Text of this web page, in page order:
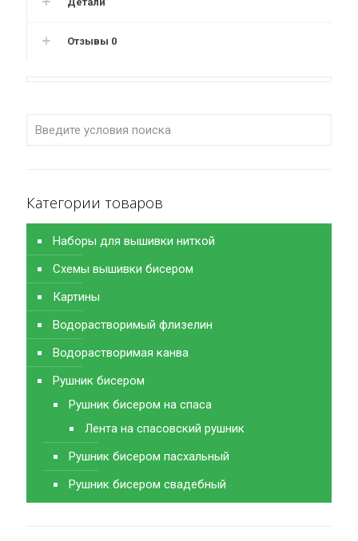
Отзывы 0
Категории товаров
Наборы для вышивки ниткой
Схемы вышивки бисером
Картины
Водорастворимый флизелин
Водорастворимая канва
Рушник бисером
Рушник бисером на спаса
Лента на спасовский рушник
Рушник бисером пасхальный
Рушник бисером свадебный